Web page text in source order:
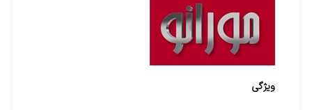
ویژگی